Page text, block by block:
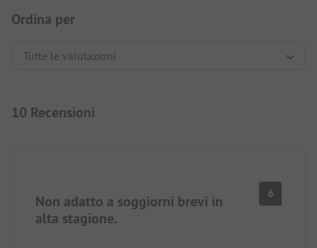
Ordina per
10 Recensioni
Non adatto a soggiorni brevi in
alta stagione.
6